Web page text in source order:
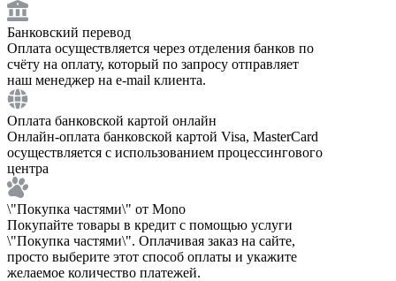
Банковский перевод
Оплата осуществляется через отделения банков по
счёту на оплату, который по запросу отправляет
наш менеджер на e-mail клиента.
Оплата банковской картой онлайн
Онлайн-оплата банковской картой Visa, MasterCard
осуществляется с использованием процессингового
центра
\"Покупка частями\" от Mono
Покупайте товары в кредит с помощью услуги
\"Покупка частями\". Оплачивая заказ на сайте,
просто выберите этот способ оплаты и укажите
желаемое количество платежей.